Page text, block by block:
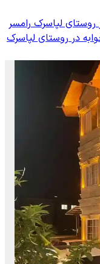
روستای لپاسرک رامسر
در روستای لپاسرک